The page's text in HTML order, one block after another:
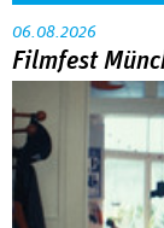
06.08.2026
Filmfest